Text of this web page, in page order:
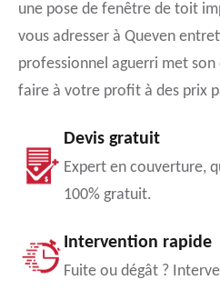
une pose de fenêtre de toit
vous adresser à Queven
professionnel aguerri met
faire à votre profit à des prix
Devis gratuit
Expert en couverture,
100% gratuit.
Intervention rapide
Fuite ou dégât ?